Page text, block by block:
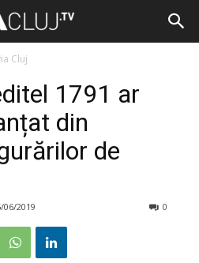
Cluj
1791 ar
din
de
06/2019 0